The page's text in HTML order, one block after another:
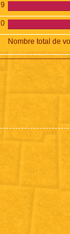
9
Nombre total de